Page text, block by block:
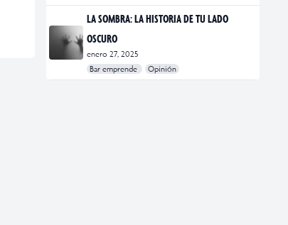
#bienestar
#Opinión
#Principal
#Salud
LA SOMBRA: LA HISTORIA DE TU LADO
OSCURO
enero 27, 2025
Bar emprende
Opinión
#Bar Emprende
#CDMX
#marketing